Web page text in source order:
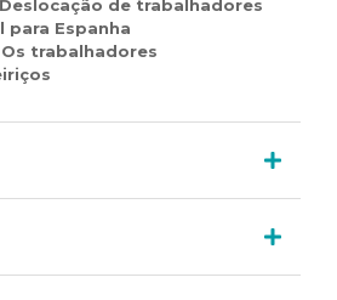
Deslocação de trabalhadores
para Espanha
Os trabalhadores